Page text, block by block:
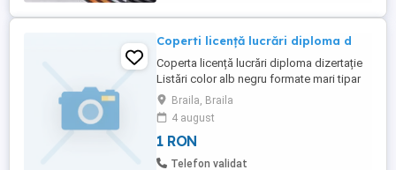
Coperti licență lucrări diploma d
Coperta licență lucrări diploma dizertație
Listări color alb negru formate mari tipar
digital ofset etc
Braila, Braila
4 august
1 RON
Telefon validat